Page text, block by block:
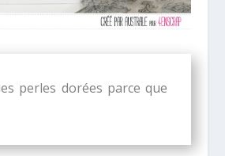
perles dorées parce que